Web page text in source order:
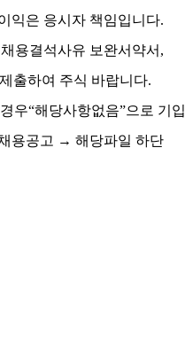
익은 응시자 책임입니다.
채용결석사유 보완서약서 ,
출하여 주식 바랍니다.
우“해당사항없음”으로 기입
용공고 → 해당파일 하단